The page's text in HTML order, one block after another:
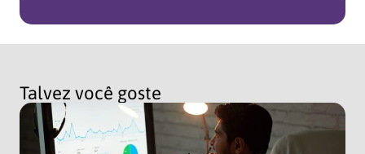
Talvez você goste